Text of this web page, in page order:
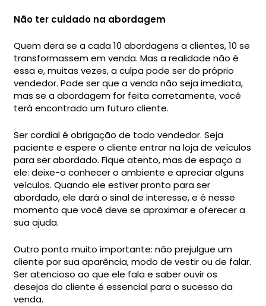
Não ter cuidado na abordagem
Quem dera se a cada 10 abordagens a clientes, 10 se
transformassem em venda. Mas a realidade não é
essa e, muitas vezes, a culpa pode ser do próprio
vendedor. Pode ser que a venda não seja imediata,
mas se a abordagem for feita corretamente, você
terá encontrado um futuro cliente.
Ser cordial é obrigação de todo vendedor. Seja
paciente e espere o cliente entrar na loja de veículos
para ser abordado. Fique atento, mas de espaço a
ele: deixe-o conhecer o ambiente e apreciar alguns
veículos. Quando ele estiver pronto para ser
abordado, ele dará o sinal de interesse, e é nesse
momento que você deve se aproximar e oferecer a
sua ajuda.
Outro ponto muito importante: não prejulgue um
cliente por sua aparência, modo de vestir ou de falar.
Ser atencioso ao que ele fala e saber ouvir os
desejos do cliente é essencial para o sucesso da
venda.